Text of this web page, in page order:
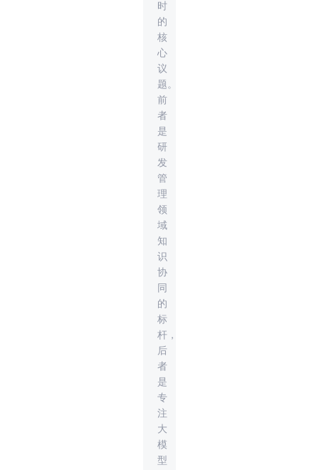
时
的
核
心
议
题。
前
者
是
研
发
管
理
领
域
知
识
协
同
的
标
杆，
后
者
是
专
注
大
模
型